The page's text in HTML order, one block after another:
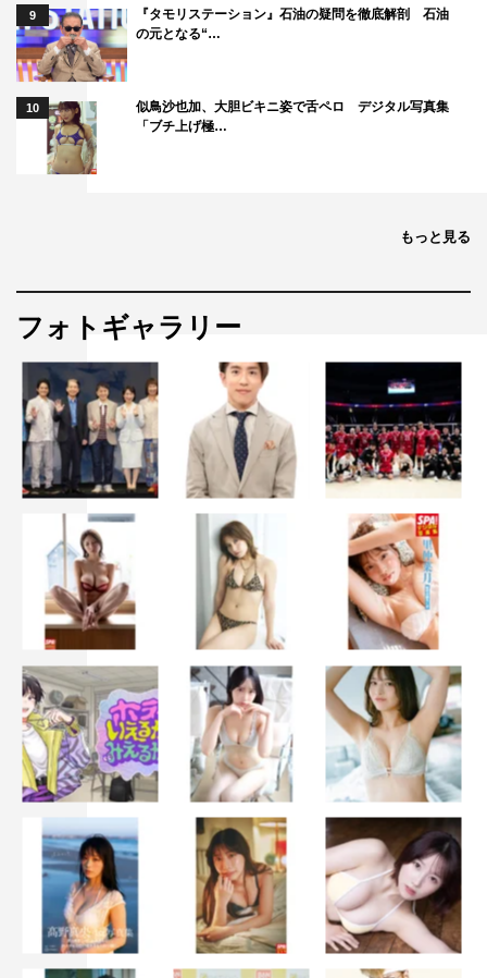
9
『タモリステーション』石油の疑問を徹底解剖 石油
の元となる“…
10
似鳥沙也加、大胆ビキニ姿で舌ペロ デジタル写真集
「ブチ上げ極…
もっと見る
フォトギャラリー